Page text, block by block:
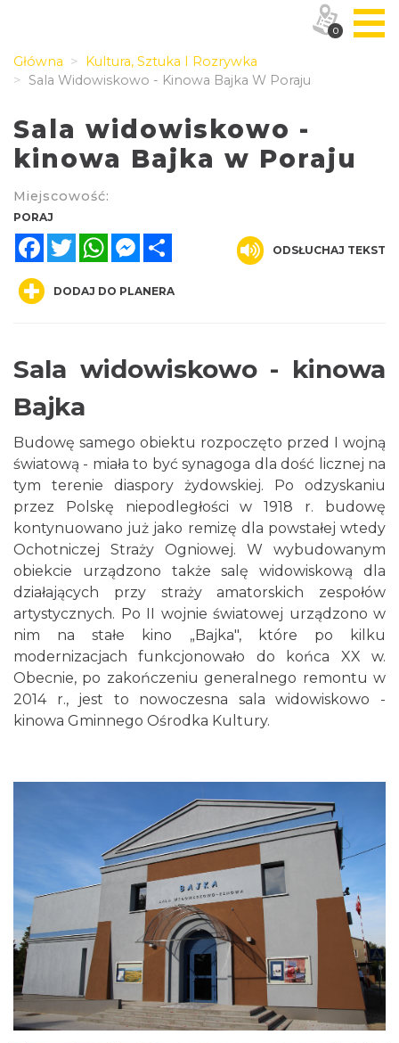
Główna
Kultura, Sztuka I Rozrywka
Sala Widowiskowo - Kinowa Bajka W Poraju
Sala widowiskowo -
kinowa Bajka w Poraju
Miejscowość:
PORAJ
FacebookTwitterWhatsAppMessenger
ODSŁUCHAJ TEKST
DODAJ DO PLANERA
Sala widowiskowo - kinowa
Bajka
Budowę samego obiektu rozpoczęto przed I wojną
światową - miała to być synagoga dla dość licznej na
tym terenie diaspory żydowskiej. Po odzyskaniu
przez Polskę niepodległości w 1918 r. budowę
kontynuowano już jako remizę dla powstałej wtedy
Ochotniczej Straży Ogniowej. W wybudowanym
obiekcie urządzono także salę widowiskową dla
działających przy straży amatorskich zespołów
artystycznych. Po II wojnie światowej urządzono w
nim na stałe kino „Bajka", które po kilku
modernizacjach funkcjonowało do końca XX w.
Obecnie, po zakończeniu generalnego remontu w
2014 r., jest to nowoczesna sala widowiskowo -
kinowa Gminnego Ośrodka Kultury.
0